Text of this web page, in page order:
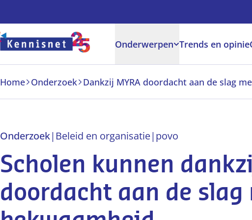
Onderwerpen Trends en opinie
Home Onderzoek
Onderzoek| Beleid en organisatie|povo
Scholen kunnen
doordacht aan de slag